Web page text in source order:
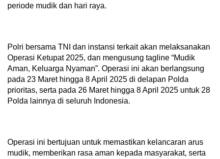
periode mudik dan hari raya.
Polri bersama TNI dan instansi terkait akan melaksanakan
Operasi Ketupat 2025, dan mengusung tagline “Mudik
Aman, Keluarga Nyaman”. Operasi ini akan berlangsung
pada 23 Maret hingga 8 April 2025 di delapan Polda
prioritas, serta pada 26 Maret hingga 8 April 2025 untuk 28
Polda lainnya di seluruh Indonesia.
Operasi ini bertujuan untuk memastikan kelancaran arus
mudik, memberikan rasa aman kepada masyarakat, serta